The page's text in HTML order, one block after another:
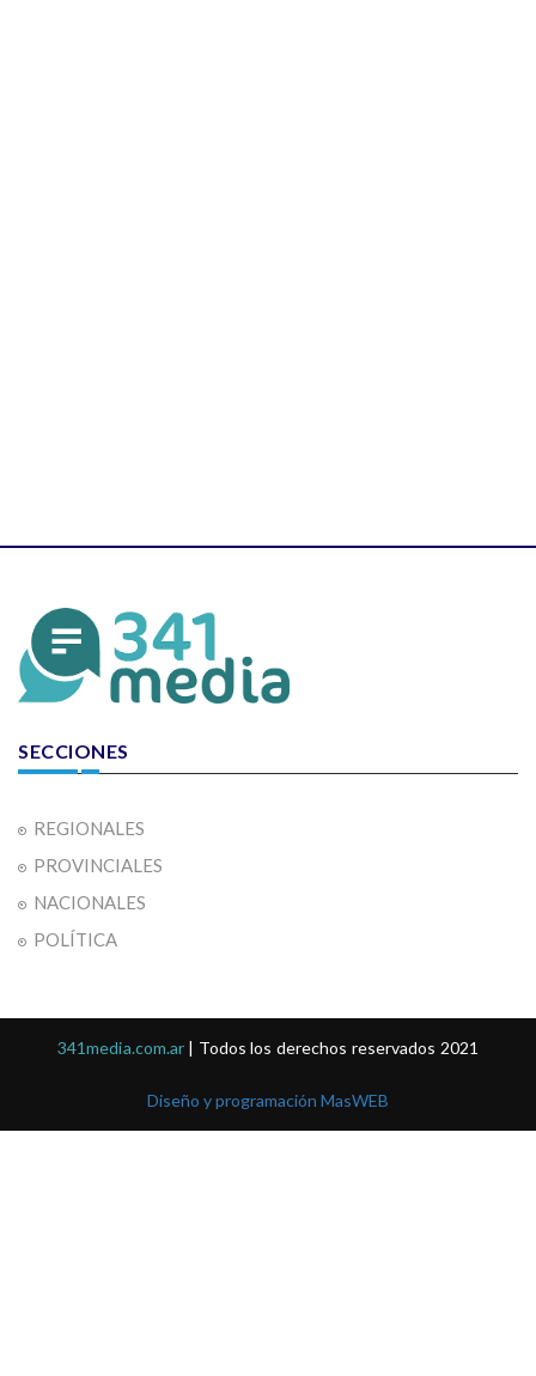
SECCIONES
REGIONALES
PROVINCIALES
NACIONALES
POLÍTICA
341media.com.ar | Todos los derechos reservados 2021
Diseño y programación MasWEB